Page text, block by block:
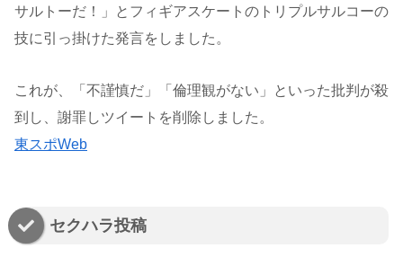
サルトーだ！」とフィギアスケートのトリプルサルコーの
技に引っ掛けた発言をしました。
これが、「不謹慎だ」「倫理観がない」といった批判が殺
到し、謝罪しツイートを削除しました。
東スポWeb
セクハラ投稿